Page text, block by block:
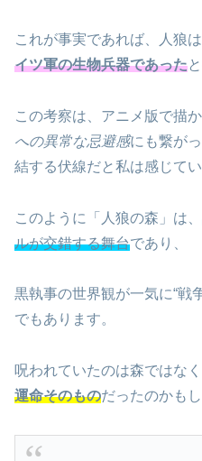
これが事実であれば、人狼は
イツ軍の生物兵器であった
この考察は、アニメ版で描
への異常な忌避感にも繋が
結する伏線だと私は感じてい
このように「人狼の森」は、
ルが交錯する舞台であり、
黒執事の世界観が一気に“戦
でもあります。
呪われていたのは森ではなく
運命そのものだったのかもし